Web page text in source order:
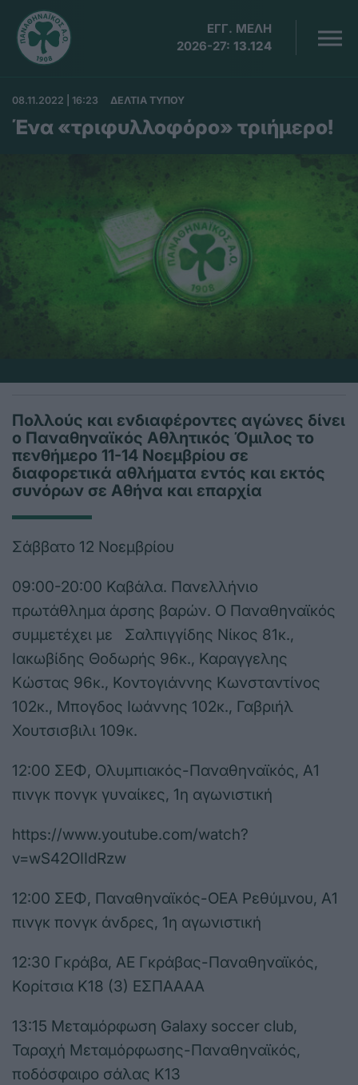
ΕΓΓ. ΜΕΛΗ
2026-27: 13.124
08.11.2022 | 16:23 ΔΕΛΤΙΑ ΤΥΠΟΥ
Ένα «τριφυλλοφόρο» τριήμερο!
Πολλούς και ενδιαφέροντες αγώνες δίνει
ο Παναθηναϊκός Αθλητικός Όμιλος το
πενθήμερο 11-14 Νοεμβρίου σε
διαφορετικά αθλήματα εντός και εκτός
συνόρων σε Αθήνα και επαρχία
Σάββατο 12 Νοεμβρίου
09:00-20:00 Καβάλα. Πανελλήνιο
πρωτάθλημα άρσης βαρών. Ο Παναθηναϊκός
συμμετέχει με Σαλπιγγίδης Νίκος 81κ.,
Ιακωβίδης Θοδωρής 96κ., Καραγγελης
Κώστας 96κ., Κοντογιάννης Κωνσταντίνος
102κ., Μπογδος Ιωάννης 102κ., Γαβριήλ
Χουτσισβιλι 109κ.
12:00 ΣΕΦ, Ολυμπιακός-Παναθηναϊκός, Α1
πινγκ πονγκ γυναίκες, 1η αγωνιστική
https://www.youtube.com/watch?
v=wS42OIIdRzw
12:00 ΣΕΦ, Παναθηναϊκός-ΟΕΑ Ρεθύμνου, Α1
πινγκ πονγκ άνδρες, 1η αγωνιστική
12:30 Γκράβα, ΑΕ Γκράβας-Παναθηναϊκός,
Κορίτσια Κ18 (3) ΕΣΠΑΑΑΑ
13:15 Μεταμόρφωση Galaxy soccer club,
Ταραχή Μεταμόρφωσης-Παναθηναϊκός,
ποδόσφαιρο σάλας Κ13